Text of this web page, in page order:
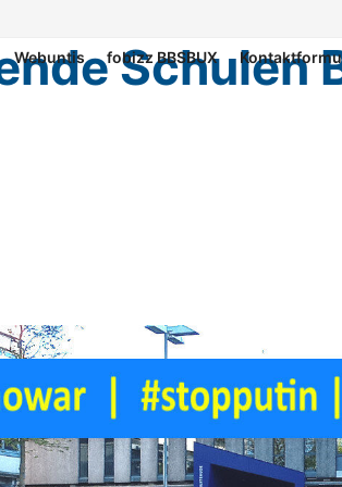
Webuntis fobizz BBSBUX
Schulen